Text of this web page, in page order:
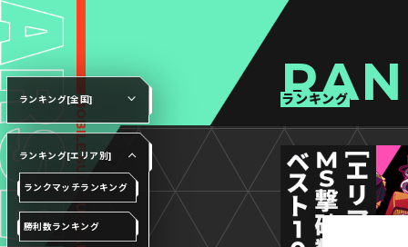
ランキング
ランキング[全国]
ランキング[エリア別]
ランクマッチランキング
勝利数ランキング